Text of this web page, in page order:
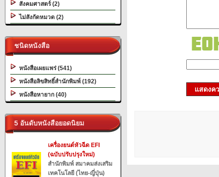
สังคมศาสตร์ (2)
ไม่สังกัดหมวด (2)
ชนิดหนังสือ
หนังสือเผยแพร่ (541)
หนังสือลิขสิทธิ์สำนักพิมพ์ (192)
หนังสือหายาก (40)
5 อันดับหนังสือยอดนิยม
เครื่องยนต์หัวฉีด EFI
(ฉบับปรับปรุงใหม่)
สำนักพิมพ์ สมาคมส่งเสริม
เทคโนโลยี (ไทย-ญี่ปุ่น)
แสดงค